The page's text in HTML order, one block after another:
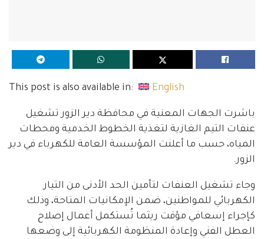
This post is also available in: English
باشرت الجهات المعنية في محافظة دير الزور تشغيل
عنفات التيم الغازية لتغذية الخطوط الخدمية ومحطات
المياه، حسب ما أعلنت المؤسسة العامة للكهرباء في دير
الزور.
وجاء تشغيل العنفات لتأمين الحد الأدنى من التيار
الكهربائي للمواطنين، ضمن الإمكانيات المتاحة، وذلك
كإجراء إسعافي مؤقت ريثما تُستكمل أعمال إصلاح
العطل الفني وإعادة المنظومة الكهربائية إلى وضعها